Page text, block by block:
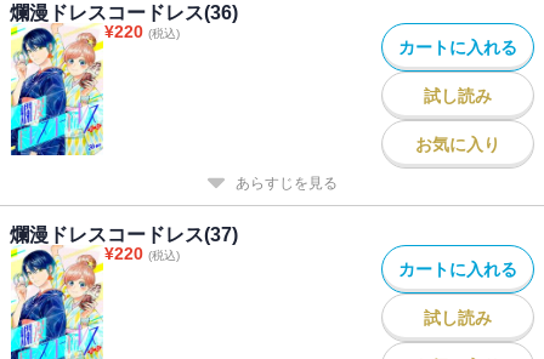
爛漫ドレスコードレス(36)
¥220 (税込)
カートに入れる
試し読み
お気に入り
あらすじを見る
爛漫ドレスコードレス(37)
¥220 (税込)
カートに入れる
試し読み